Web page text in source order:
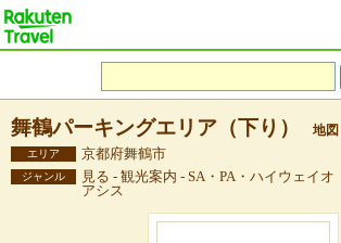
舞鶴パーキングエリア（下り） 地
エリア 京都府舞鶴市
ジャンル
見る - 観光案内 - SA・PA・ハイウェイオ
アシス